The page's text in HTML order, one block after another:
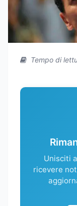
Tempo di
Unisciti
ricevere